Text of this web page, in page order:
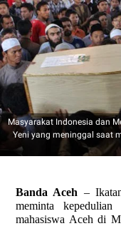
Masyarakat Indonesia dan
Yeni yang meninggal saat
Banda Aceh –
meminta
mahasiswa Aceh di